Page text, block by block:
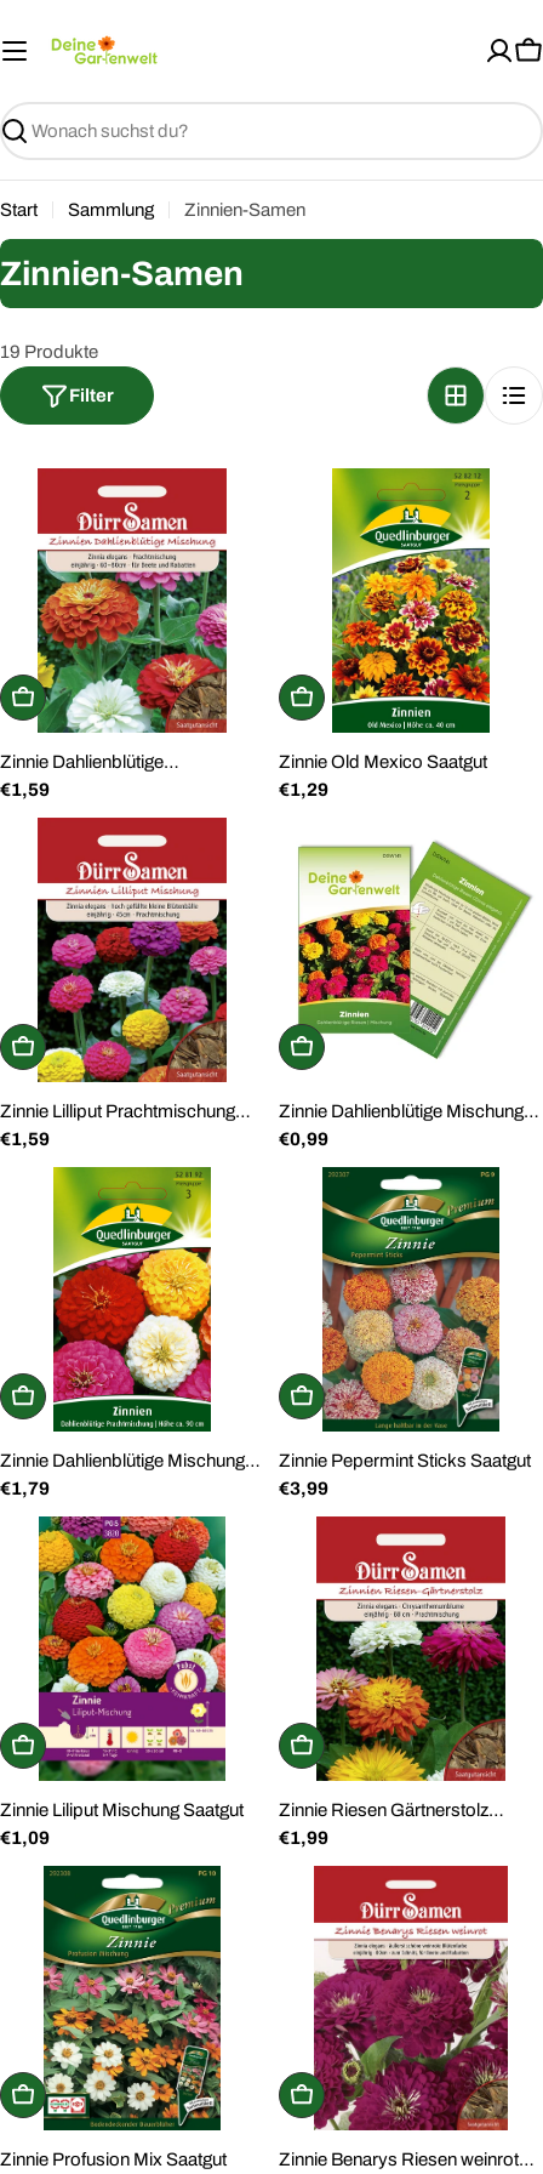
Inhalt
Suchen
Start Sammlung Zinnien-Samen
S
a
m
m
Zinnien-Samen
19 Produkte
Filter
In den Warenkorb
Zinnie Dahlienblütige
Prachtmischung Saatgut
Regulärer
Preis
€1,59
In den Warenkorb
Zinnie Old Mexico Saatgut
Regulärer
€1,29
In den Warenkorb
Zinnie Lilliput Prachtmischung
Saatgut
Regulärer
€1,59
In den Warenkorb
Zinnie Dahlienblütige Mischung
Saatgut
Regulärer
Preis
€0,99
In den Warenkorb
Zinnie Dahlienblütige Mischung
Saatgut
Regulärer
Preis
€1,79
In den Warenkorb
Zinnie Pepermint Sticks Saatgut
Regulärer
Preis
€3,99
In den Warenkorb
Zinnie Liliput Mischung Saatgut
Regulärer
Preis
€1,09
In den Warenkorb
Zinnie Riesen Gärtnerstolz
Saatgut
Regulärer
Preis
€1,99
In den Warenkorb
Zinnie Profusion Mix Saatgut
In den Warenkorb
Zinnie Benarys Riesen weinrot